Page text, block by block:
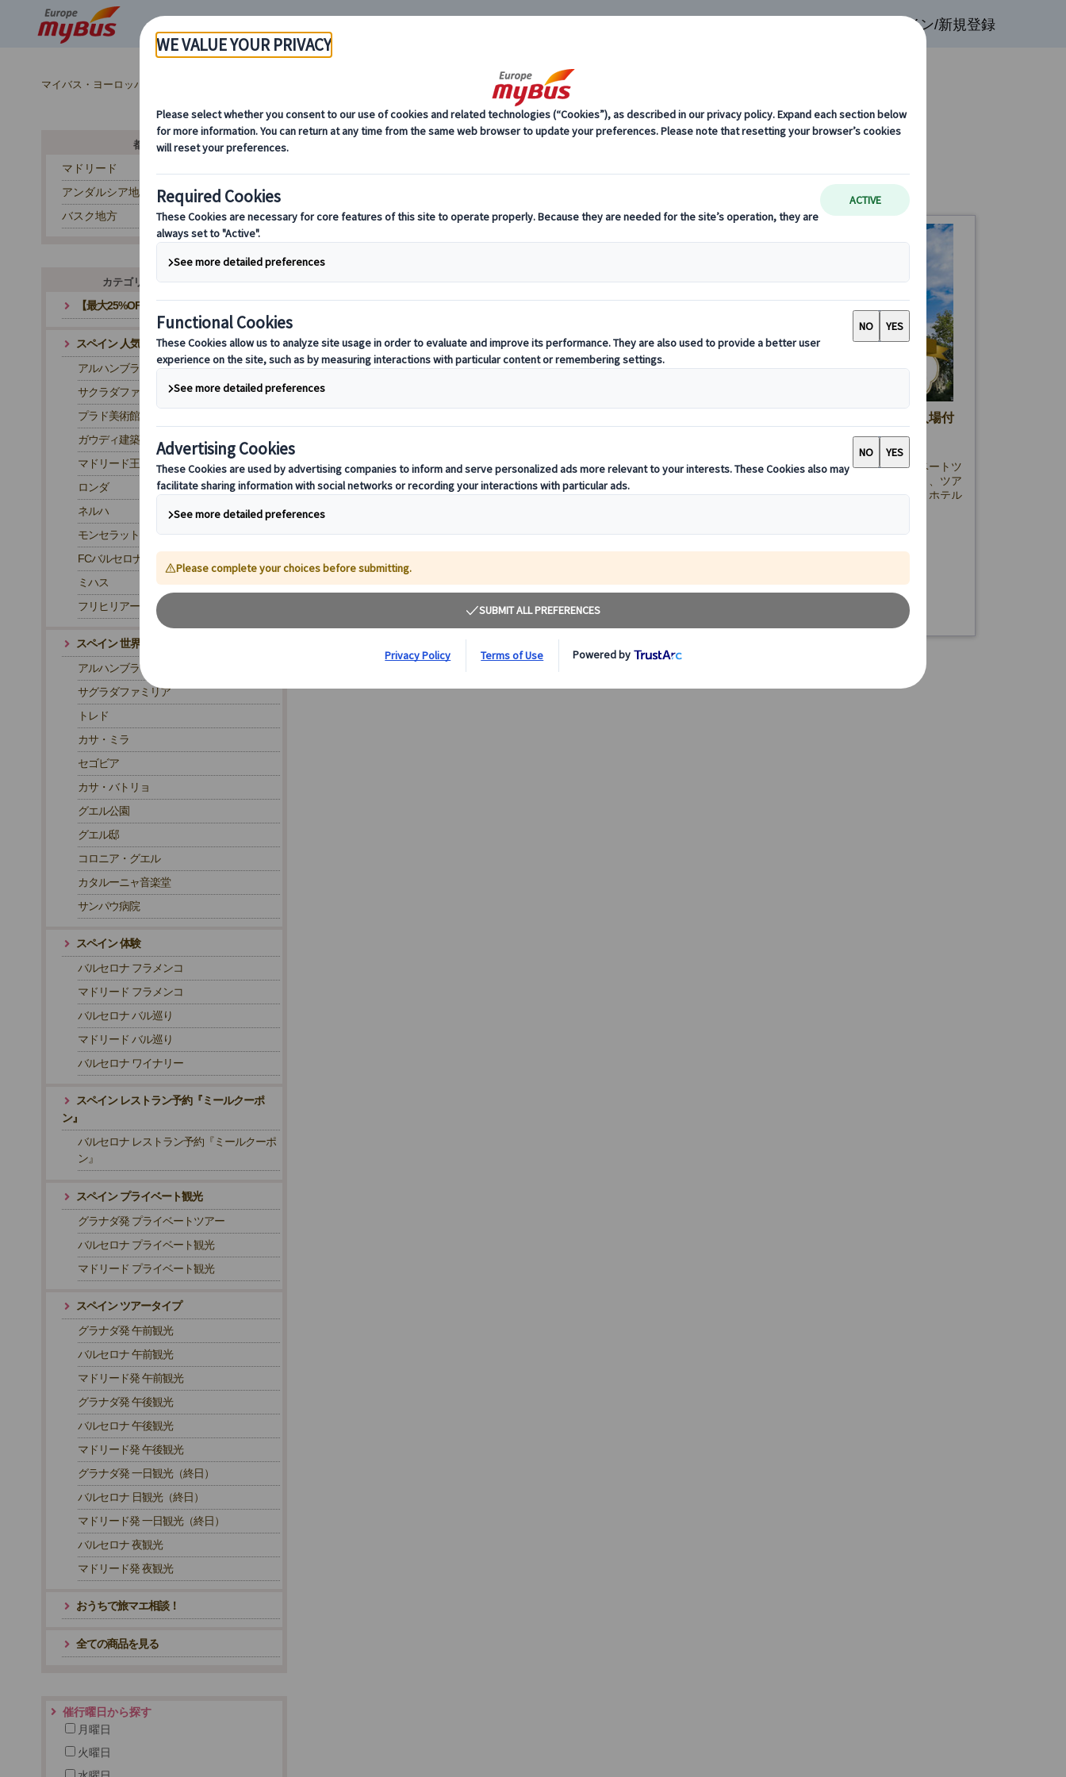
ログイン/新規登録
マイバス・ヨーロッパ カサ・バトリョ (2)
ガウディ没後100年記念。サグラダ・ファミリア、グエル
公園、カサ・ミラ、カサ・バトリョを1日で巡る特別ツア
ー。日本語ガイド＆専用車で効率よく観光。夜はフラメン
毎日(5/25、6/24、8/15、9/11・24、10/12、11/1、
12/6・8・24・25・26・31、1/1・6、およびサグラダ・
【終日観光プラン】8時間
【フラメンコ・夜景観賞付きプラン】13時間～14時間30
世界遺産カサ・バトリョまたは カサ・ミラ入場付
き！日本語ガイド同行のプライベートツアー
カサ・ミラまたはカサ・バトリョ入場付きプライベートツ
アー！バルセロナの世界遺産を日本語ガイドと巡り、ツア
ー終了までの時間でショッピングやグルメも満喫。ホテル
3時間
都市から探す
マドリード
アンダルシア地方
バスク地方
カテゴリ・テーマから探す
【最大25%OFF】夏旅応援キャンペーン
スペイン 人気観光地
アルハンブラ宮殿
サクラダファミリア
プラド美術館
ガウディ建築
マドリード王宮
ロンダ
ネルハ
モンセラット
FCバルセロナ・カンプノウ スタジアム
ミハス
フリヒリアーナ
スペイン 世界遺産
アルハンブラ宮殿
サグラダファミリア
トレド
カサ・ミラ
セゴビア
カサ・バトリョ
グエル公園
グエル邸
コロニア・グエル
カタルーニャ音楽堂
サンパウ病院
スペイン 体験
バルセロナ フラメンコ
マドリード フラメンコ
バルセロナ バル巡り
マドリード バル巡り
バルセロナ ワイナリー
スペイン レストラン予約『ミールクーポ
ン』
バルセロナ レストラン予約『ミールクーポ
ン』
スペイン プライベート観光
グラナダ発 プライベートツアー
バルセロナ プライベート観光
マドリード プライベート観光
スペイン ツアータイプ
グラナダ発 午前観光
バルセロナ 午前観光
マドリード発 午前観光
グラナダ発 午後観光
バルセロナ 午後観光
マドリード発 午後観光
グラナダ発 一日観光（終日）
バルセロナ 日観光（終日）
マドリード発 一日観光（終日）
バルセロナ 夜観光
マドリード発 夜観光
おうちで旅マエ相談！
全ての商品を見る
催行曜日から探す
月曜日
火曜日